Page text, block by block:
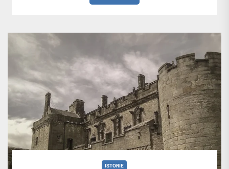
ISTORIE